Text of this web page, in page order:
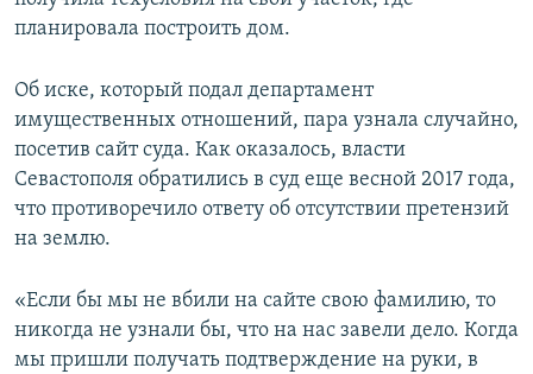
планировала построить дом.
Об иске, который подал департамент
имущественных отношений, пара узнала случайно,
посетив сайт суда. Как оказалось, власти
Севастополя обратились в суд еще весной 2017 года,
что противоречило ответу об отсутствии претензий
на землю.
«Если бы мы не вбили на сайте свою фамилию, то
никогда не узнали бы, что на нас завели дело. Когда
мы пришли получать подтверждение на руки, в